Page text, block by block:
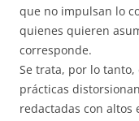
que no impulsan lo
quienes quieren
corresponde.
Se trata, por lo
prácticas
redactadas con altos